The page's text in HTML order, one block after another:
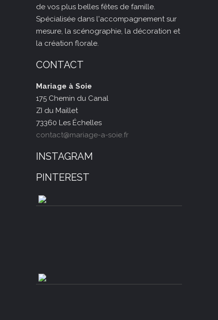
de vos plus belles fêtes de famille.
Spécialisée dans l'accompagnement sur
mesure, la scénographie, la décoration et
la création florale.
CONTACT
Mariage à Soie
175 Chemin du Canal
ZI du Maillet
73360 Les Échelles
contact@mariage-a-soie.fr
INSTAGRAM
PINTEREST